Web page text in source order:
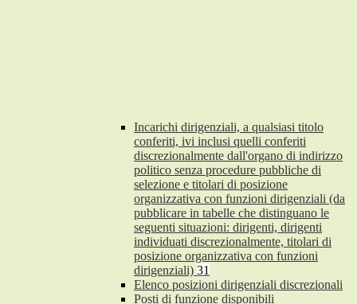
Incarichi dirigenziali, a qualsiasi titolo
conferiti, ivi inclusi quelli conferiti
discrezionalmente dall'organo di indirizzo
politico senza procedure pubbliche di
selezione e titolari di posizione
organizzativa con funzioni dirigenziali (da
pubblicare in tabelle che distinguano le
seguenti situazioni: dirigenti, dirigenti
individuati discrezionalmente, titolari di
posizione organizzativa con funzioni
dirigenziali) 31
Elenco posizioni dirigenziali discrezionali
Posti di funzione disponibili